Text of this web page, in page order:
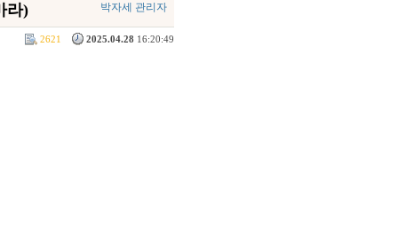
라) 박자세 관리자
2025.04.28 16:20:49
2621